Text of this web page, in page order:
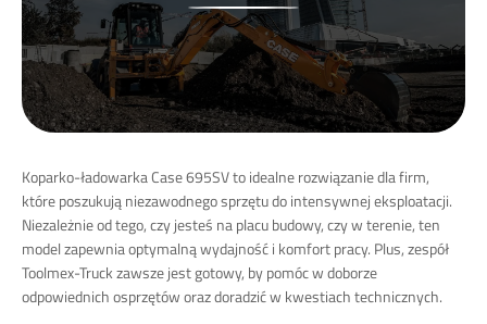
Koparko-ładowarka Case 695SV to idealne rozwiązanie dla firm,
które poszukują niezawodnego sprzętu do intensywnej eksploatacji.
Niezależnie od tego, czy jesteś na placu budowy, czy w terenie, ten
model zapewnia optymalną wydajność i komfort pracy. Plus, zespół
Toolmex-Truck zawsze jest gotowy, by pomóc w doborze
odpowiednich osprzętów oraz doradzić w kwestiach technicznych.